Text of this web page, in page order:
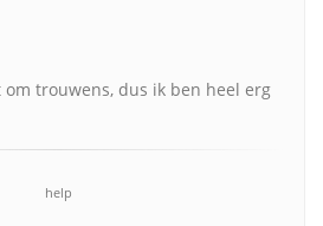
trouwens, dus ik ben heel erg
help